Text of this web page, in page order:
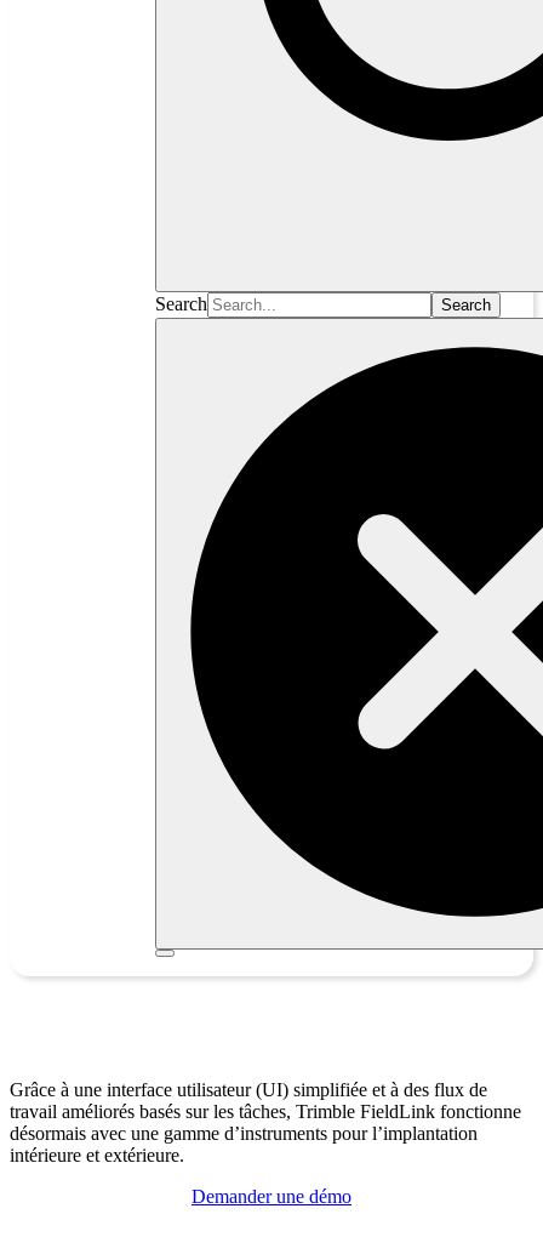
Search
Grâce à une interface utilisateur (UI) simplifiée et à des flux de
travail améliorés basés sur les tâches, Trimble FieldLink fonctionne
désormais avec une gamme d’instruments pour l’implantation
intérieure et extérieure.
Demander une démo